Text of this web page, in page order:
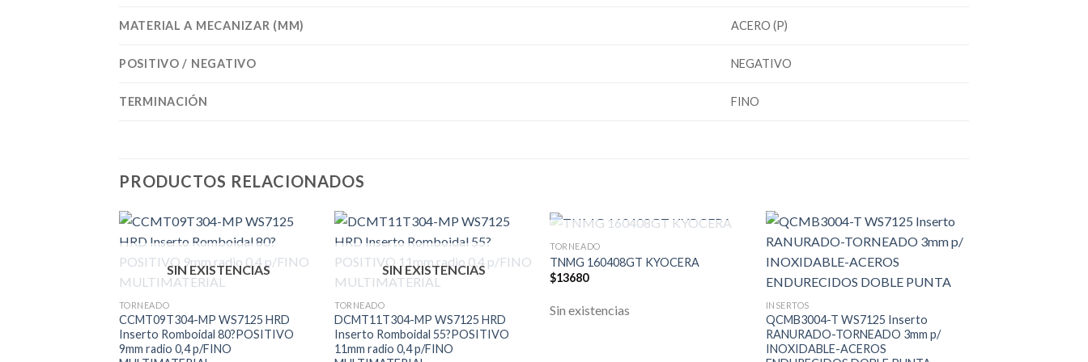
MATERIAL A MECANIZAR (MM) ACERO (P)
POSITIVO / NEGATIVO NEGATIVO
TERMINACIÓN FINO
PRODUCTOS RELACIONADOS
SIN EXISTENCIAS
TORNEADO
CCMT09T304-MP WS7125 HRD
Inserto Romboidal 80?POSITIVO
9mm radio 0,4 p/FINO
SIN EXISTENCIAS
TORNEADO
DCMT11T304-MP WS7125 HRD
Inserto Romboidal 55?POSITIVO
11mm radio 0,4 p/FINO
SIN EXISTENCIAS
TORNEADO
TNMG 160408GT KYOCERA
$13680
Sin existencias INSERTOS
QCMB3004-T WS7125 Inserto
RANURADO-TORNEADO 3mm p/
INOXIDABLE-ACEROS